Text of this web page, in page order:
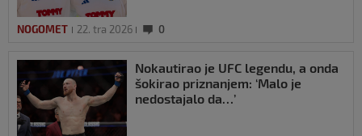
NOGOMET 22. tra 2026 0
Nokautirao je UFC legendu, a onda
šokirao priznanjem: ‘Malo je
nedostajalo da…’